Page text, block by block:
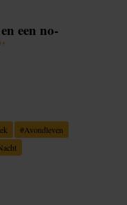
een no-
#Avondleven